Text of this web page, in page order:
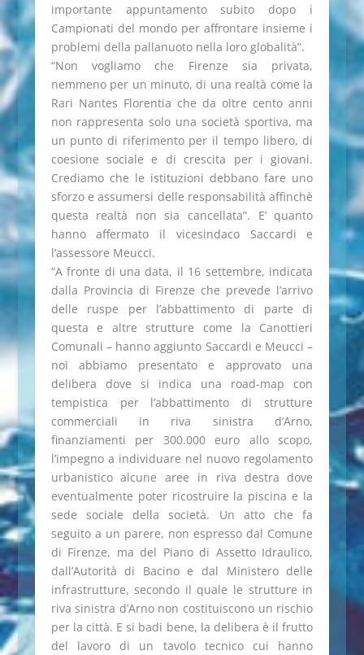
importante appuntamento subito dopo i
Campionati del mondo per affrontare insieme i
problemi della pallanuoto nella loro globalità”.
“Non vogliamo che Firenze sia privata,
nemmeno per un minuto, di una realtà come la
Rari Nantes Florentia che da oltre cento anni
non rappresenta solo una società sportiva, ma
un punto di riferimento per il tempo libero, di
coesione sociale e di crescita per i giovani.
Crediamo che le istituzioni debbano fare uno
sforzo e assumersi delle responsabilità affinchè
questa realtà non sia cancellata”. E’ quanto
hanno affermato il vicesindaco Saccardi e
l’assessore Meucci.
“A fronte di una data, il 16 settembre, indicata
dalla Provincia di Firenze che prevede l’arrivo
delle ruspe per l’abbattimento di parte di
questa e altre strutture come la Canottieri
Comunali – hanno aggiunto Saccardi e Meucci –
noi abbiamo presentato e approvato una
delibera dove si indica una road-map con
tempistica per l’abbattimento di strutture
commerciali in riva sinistra d’Arno,
finanziamenti per 300.000 euro allo scopo,
l’impegno a individuare nel nuovo regolamento
urbanistico alcune aree in riva destra dove
eventualmente poter ricostruire la piscina e la
sede sociale della società. Un atto che fa
seguito a un parere, non espresso dal Comune
di Firenze, ma del Piano di Assetto Idraulico,
dall’Autorità di Bacino e dal Ministero delle
infrastrutture, secondo il quale le strutture in
riva sinistra d’Arno non costituiscono un rischio
per la città. E si badi bene, la delibera è il frutto
del lavoro di un tavolo tecnico cui hanno